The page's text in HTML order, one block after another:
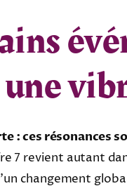
: ces résonances
7 revient autant
changement